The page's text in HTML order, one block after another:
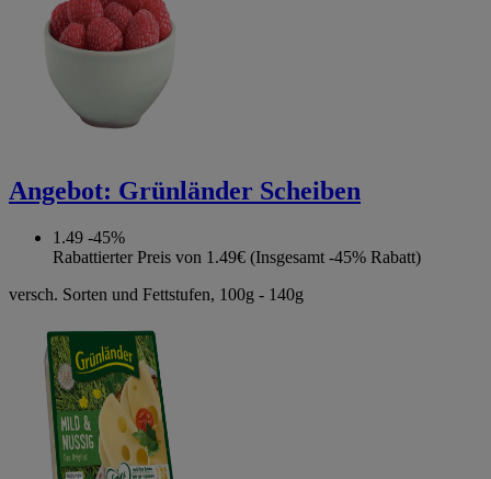
Angebot: Grünländer Scheiben
1.49 -45%
Rabattierter Preis von 1.49€ (Insgesamt -45% Rabatt)
versch. Sorten und Fettstufen, 100g - 140g